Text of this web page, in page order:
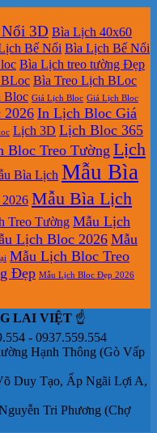
3D Bìa Lịch 40x60
Bế Nổi Bìa Lịch Bế Nổi
Bìa Lịch treo tường Đẹp
Bìa Treo Lịch BLoc
Bloc Giá Lịch Bloc Giá Lịch Bloc
In Lịch Bloc Giá
Lịch 3D Lịch Bloc 365
Bloc Treo Tường Lịch
Bìa Lịch Mẫu Bìa
Mẫu Bìa Lịch
Treo Tường Mẫu Lịch
Lịch Bloc 2026 Mẫu
Mẫu Lịch Bloc Treo
Đẹp Mẫu Lịch Bloc Đẹp 2026
LAI VIỆT ☝️
- 0937.559.554
Hạnh Thông (Gò Vấp
Duy Tạo, Ấp Ngãi Lợi A,
Tri Phương (Chợ